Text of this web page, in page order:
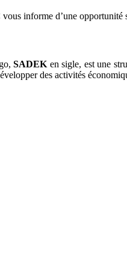
informe d’une
SADEK en sigle, est une
des activités